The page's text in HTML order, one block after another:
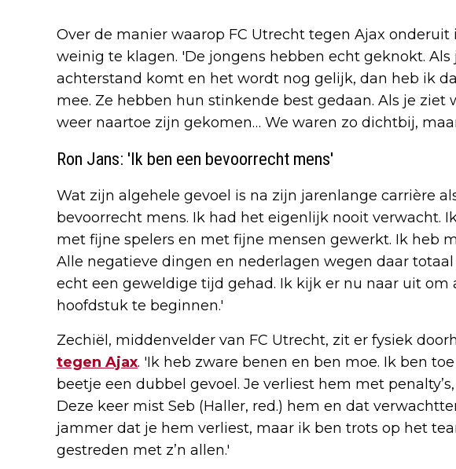
Over de manier waarop FC Utrecht tegen Ajax onderuit
weinig te klagen. 'De jongens hebben echt geknokt.
achterstand komt en het wordt nog gelijk, dan heb ik
mee. Ze hebben hun stinkende best gedaan. Als je ziet
weer naartoe zijn gekomen… We waren zo dichtbij,
Ron Jans: 'Ik ben een bevoorrecht mens'
Wat zijn algehele gevoel is na zijn jarenlange carrière
bevoorrecht mens. Ik had het eigenlijk nooit verwacht.
met fijne spelers en met fijne mensen gewerkt. Ik heb
Alle negatieve dingen en nederlagen wegen daar
echt een geweldige tijd gehad. Ik kijk er nu naar uit om
hoofdstuk te beginnen.'
Zechiël, middenvelder van FC Utrecht, zit er fysiek
tegen Ajax. 'Ik heb zware benen en ben moe. Ik ben
beetje een dubbel gevoel. Je verliest hem met
Deze keer mist Seb (Haller, red.) hem en dat
jammer dat je hem verliest, maar ik ben trots op het
gestreden met z’n allen.'